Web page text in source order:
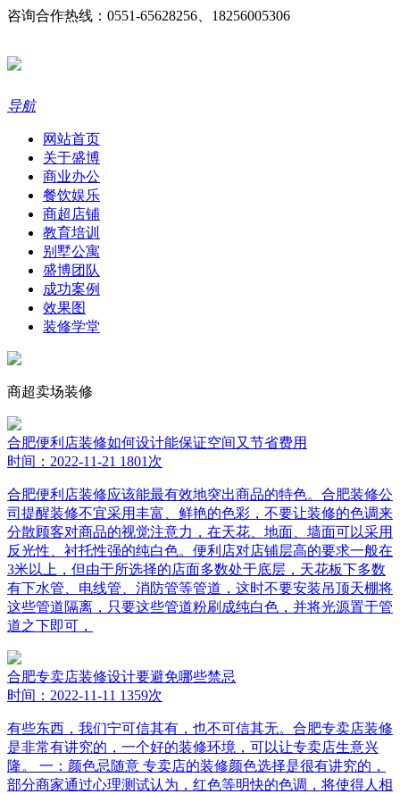
咨询合作热线：0551-65628256、18256005306
导航
网站首页
关于盛博
商业办公
餐饮娱乐
商超店铺
教育培训
别墅公寓
盛博团队
成功案例
效果图
装修学堂
商超卖场装修
合肥便利店装修如何设计能保证空间又节省费用
时间：2022-11-21 1801次
合肥便利店装修应该能最有效地突出商品的特色。合肥装修公
司提醒装修不宜采用丰富、鲜艳的色彩，不要让装修的色调来
分散顾客对商品的视觉注意力，在天花、地面、墙面可以采用
反光性、衬托性强的纯白色。便利店对店铺层高的要求一般在
3米以上，但由于所选择的店面多数处于底层，天花板下多数
有下水管、电线管、消防管等管道，这时不要安装吊顶天棚将
这些管道隔离，只要这些管道粉刷成纯白色，并将光源置于管
道之下即可，
合肥专卖店装修设计要避免哪些禁忌
时间：2022-11-11 1359次
有些东西，我们宁可信其有，也不可信其无。合肥专卖店装修
是非常有讲究的，一个好的装修环境，可以让专卖店生意兴
隆。 一：颜色忌随意 专卖店的装修颜色选择是很有讲究的，
部分商家通过心理测试认为，红色等明快的色调，将使得人相